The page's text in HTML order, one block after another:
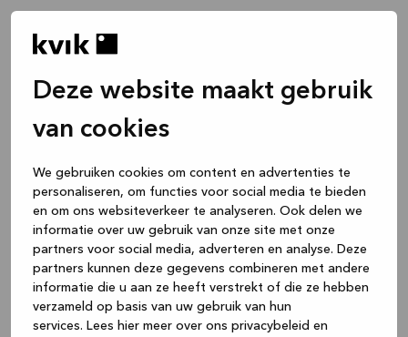
Deze website maakt gebruik
van cookies
We gebruiken cookies om content en advertenties te
personaliseren, om functies voor social media te bieden
en om ons websiteverkeer te analyseren. Ook delen we
informatie over uw gebruik van onze site met onze
partners voor social media, adverteren en analyse. Deze
partners kunnen deze gegevens combineren met andere
informatie die u aan ze heeft verstrekt of die ze hebben
verzameld op basis van uw gebruik van hun
services. Lees hier meer over ons privacybeleid en